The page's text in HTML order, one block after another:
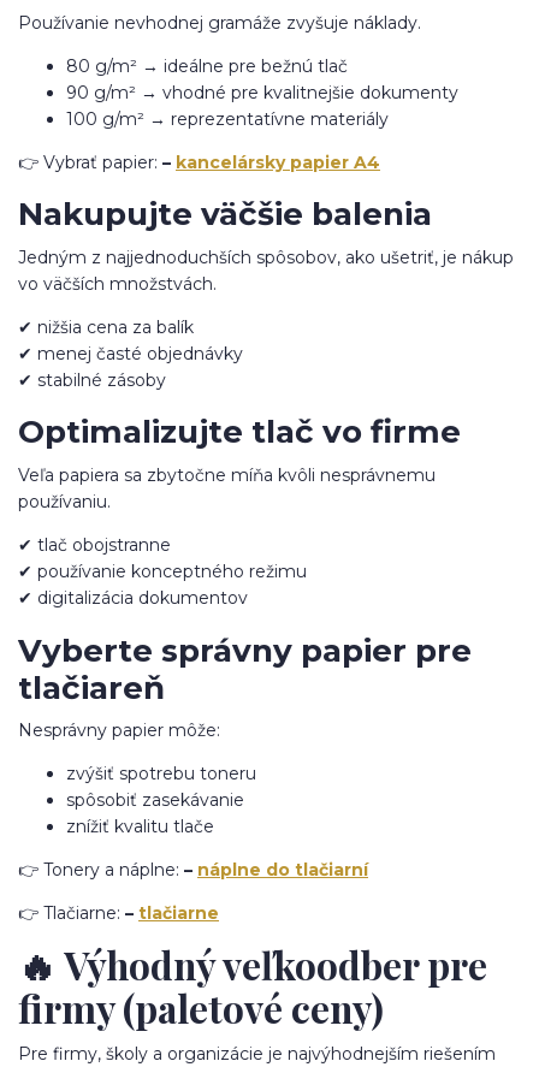
Používanie nevhodnej gramáže zvyšuje náklady.
80 g/m² → ideálne pre bežnú tlač
90 g/m² → vhodné pre kvalitnejšie dokumenty
100 g/m² → reprezentatívne materiály
👉 Vybrať papier: – kancelársky papier A4
Nakupujte väčšie balenia
Jedným z najjednoduchších spôsobov, ako ušetriť, je nákup
vo väčších množstvách.
✔ nižšia cena za balík
✔ menej časté objednávky
✔ stabilné zásoby
Optimalizujte tlač vo firme
Veľa papiera sa zbytočne míňa kvôli nesprávnemu
používaniu.
✔ tlač obojstranne
✔ používanie konceptného režimu
✔ digitalizácia dokumentov
Vyberte správny papier pre
tlačiareň
Nesprávny papier môže:
zvýšiť spotrebu toneru
spôsobiť zasekávanie
znížiť kvalitu tlače
👉 Tonery a náplne: – náplne do tlačiarní
👉 Tlačiarne: – tlačiarne
🔥 Výhodný veľkoodber pre
firmy (paletové ceny)
Pre firmy, školy a organizácie je najvýhodnejším riešením